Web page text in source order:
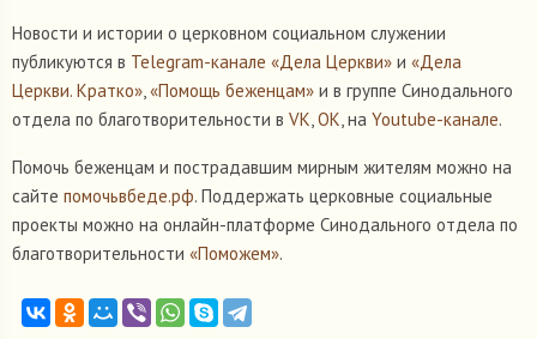
Новости и истории о церковном социальном служении
публикуются в Telegram-канале «Дела Церкви» и «Дела
Церкви. Кратко»,«Помощь беженцам» и в группе Синодального
отдела по благотворительности в VK,ОК, на Youtube-канале.
Помочь беженцам и пострадавшим мирным жителям можно на
сайте помочьвбеде.рф. Поддержать церковные социальные
проекты можно на онлайн-платформе Синодального отдела по
благотворительности «Поможем».